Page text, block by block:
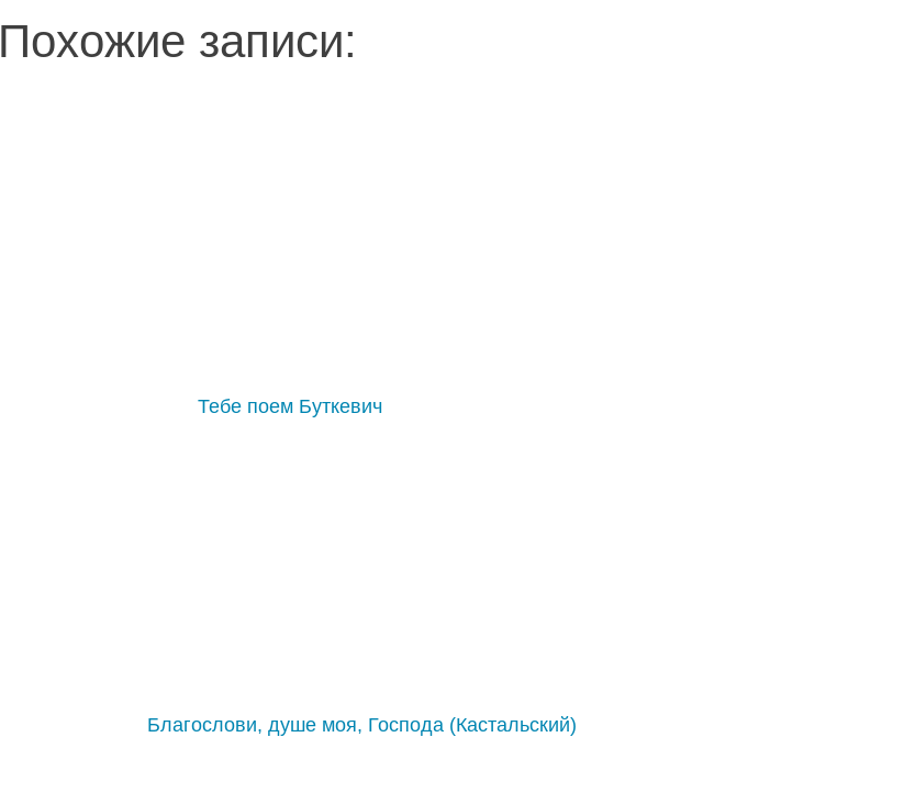
Похожие записи:
Тебе поем Буткевич
Благослови, душе моя, Господа (Кастальский)